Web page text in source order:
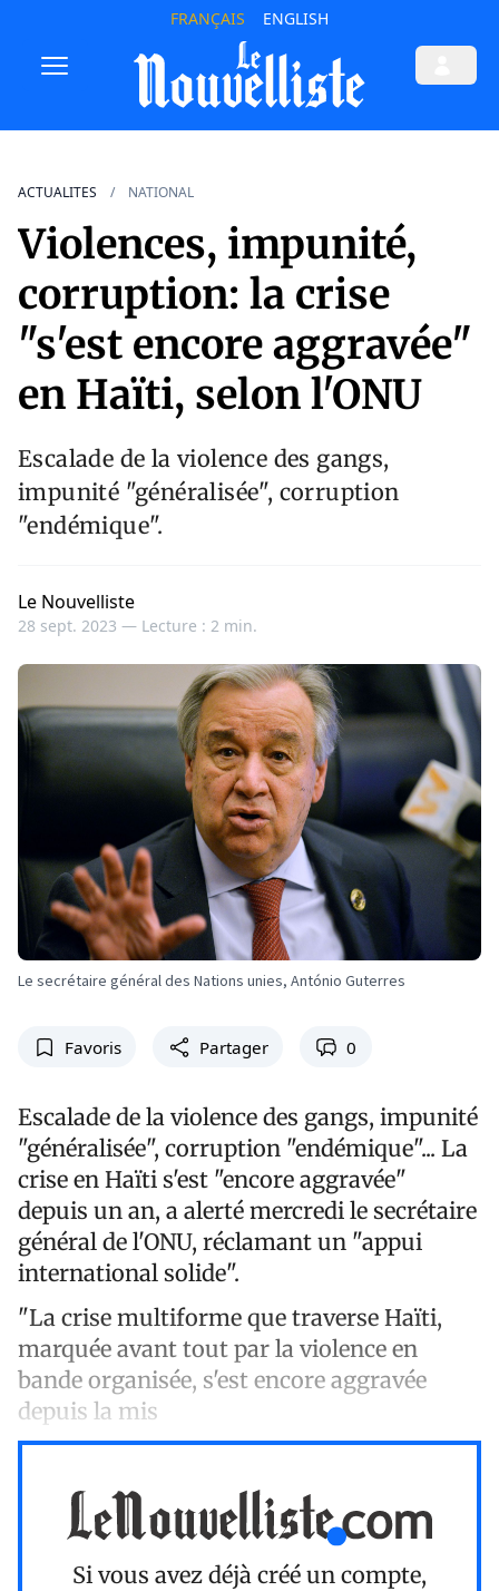
FRANÇAIS ENGLISH
ACTUALITES NATIONAL
Violences, impunité,
corruption: la crise
"s'est encore aggravée"
en Haïti, selon l'ONU
Escalade de la violence des gangs,
impunité "généralisée", corruption
"endémique".
Le Nouvelliste
28 sept. 2023 — Lecture : 2 min.
Le secrétaire général des Nations unies, António Guterres
Favoris Partager 0
Escalade de la violence des gangs, impunité
"généralisée", corruption "endémique"... La
crise en Haïti s'est "encore aggravée"
depuis un an, a alerté mercredi le secrétaire
général de l'ONU, réclamant un "appui
international solide".
"La crise multiforme que traverse Haïti,
marquée avant tout par la violence en
bande organisée, s'est encore aggravée
depuis la mis
Si vous avez déjà créé un compte,